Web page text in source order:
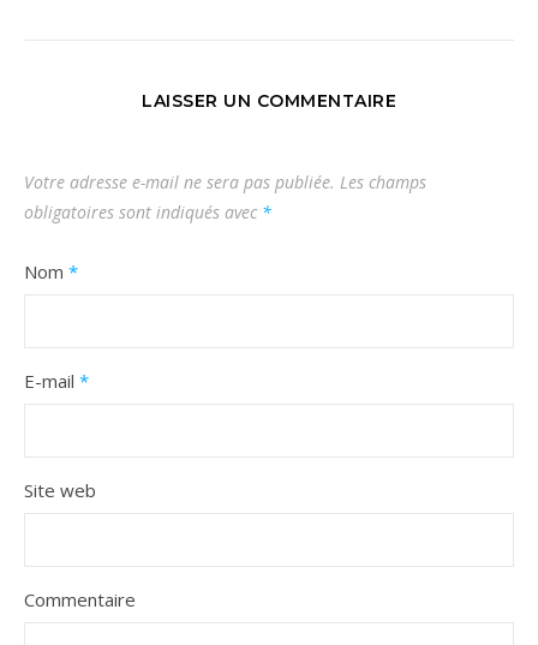
LAISSER UN COMMENTAIRE
Votre adresse e-mail ne sera pas publiée. Les champs
obligatoires sont indiqués avec *
Nom *
E-mail *
Site web
Commentaire